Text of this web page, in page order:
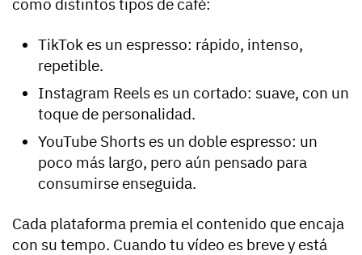
como distintos tipos de café:
TikTok es un espresso: rápido, intenso,
repetible.
Instagram Reels es un cortado: suave, con un
toque de personalidad.
YouTube Shorts es un doble espresso: un
poco más largo, pero aún pensado para
consumirse enseguida.
Cada plataforma premia el contenido que encaja
con su tempo. Cuando tu vídeo es breve y está